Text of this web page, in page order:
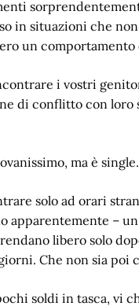
in situazioni che non
un
i vostri
di conflitto con loro
ma è
solo ad orari
apparentemente –
libero solo
Che non sia poi
soldi in tasca, vi